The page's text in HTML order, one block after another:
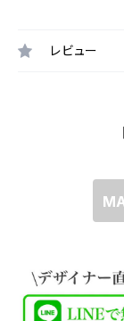
レビュー